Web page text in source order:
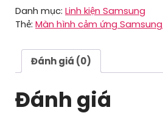
ứng
Samsung
2016
lượng
Danh mục: Linh kiện Samsung
Thẻ: Màn hình cảm ứng Samsung
Đánh giá (0)
Đánh giá